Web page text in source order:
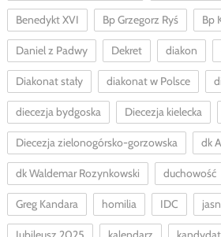
Benedykt XVI Bp Grzegorz Ryś Bp
Daniel z Padwy Dekret diakon
Diakonat stały diakonat w Polsce
diecezja bydgoska Diecezja kielecka
Diecezja zielonogórsko-gorzowska dk
dk Waldemar Rozynkowski duchowość
Greg Kandara homilia IDC